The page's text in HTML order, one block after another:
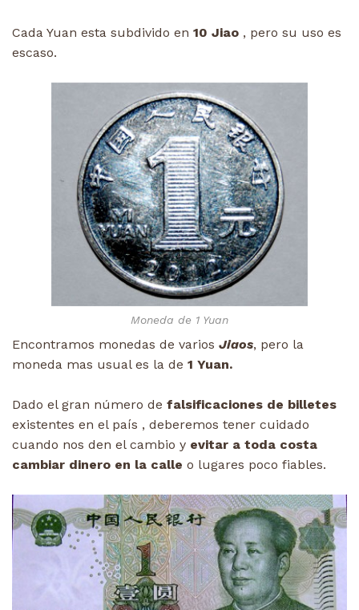
Cada Yuan esta subdivido en 10 Jiao , pero su uso es
escaso.
Moneda de 1 Yuan
Encontramos monedas de varios Jiaos, pero la
moneda mas usual es la de 1 Yuan.
Dado el gran número de falsificaciones de billetes
existentes en el país , deberemos tener cuidado
cuando nos den el cambio y evitar a toda costa
cambiar dinero en la calle o lugares poco fiables.